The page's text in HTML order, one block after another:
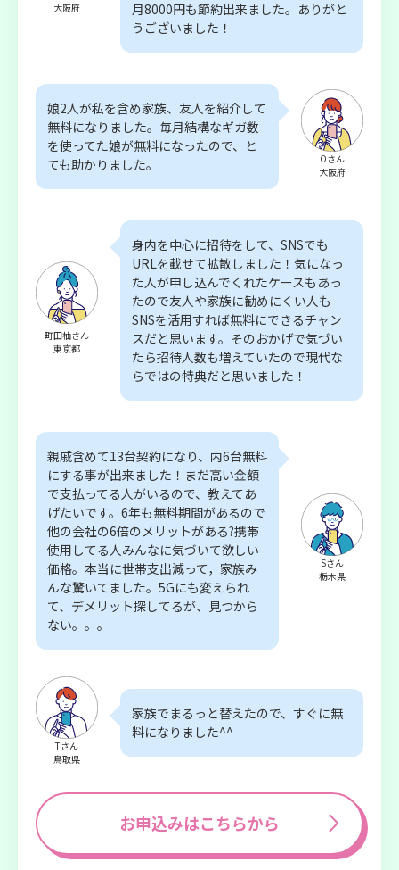
大阪府
月8000円も節約出来ました。ありがと
うございました！
Oさん
大阪府
娘2人が私を含め家族、友人を紹介して
無料になりました。毎月結構なギガ数
を使ってた娘が無料になったので、と
ても助かりました。
町田柚さん
東京都
身内を中心に招待をして、SNSでも
URLを載せて拡散しました！気になっ
た人が申し込んでくれたケースもあっ
たので友人や家族に勧めにくい人も
SNSを活用すれば無料にできるチャン
スだと思います。そのおかげで気づい
たら招待人数も増えていたので現代な
らではの特典だと思いました！
Sさん
栃木県
親戚含めて13台契約になり、内6台無料
にする事が出来ました！まだ高い金額
で支払ってる人がいるので、教えてあ
げたいです。6年も無料期間があるので
他の会社の6倍のメリットがある?携帯
使用してる人みんなに気づいて欲しい
価格。本当に世帯支出減って，家族み
んな驚いてました。5Gにも変えられ
て、デメリット探してるが、見つから
ない。。。
Tさん
鳥取県
家族でまるっと替えたので、すぐに無
料になりました^^
お申込みはこちらから